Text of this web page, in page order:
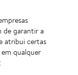
de garantir a
atribui certas
qualquer